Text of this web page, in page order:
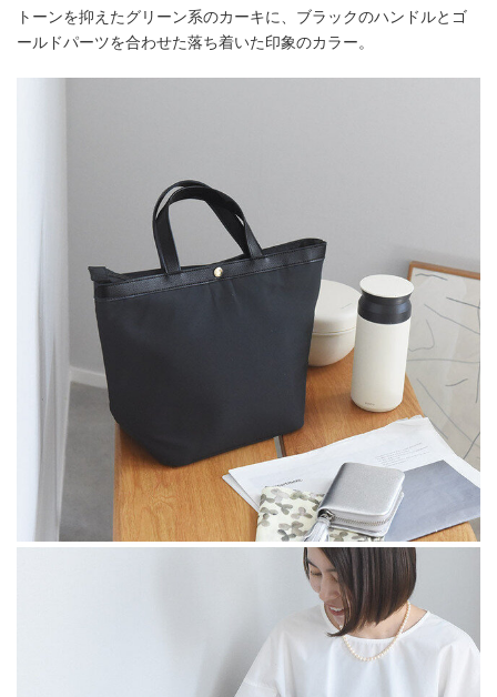
トーンを抑えたグリーン系のカーキに、ブラックのハンドルとゴ
ールドパーツを合わせた落ち着いた印象のカラー。